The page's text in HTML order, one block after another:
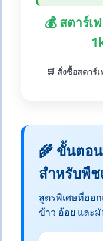
💰 สตาร์เ
🛒 สั่งซื้อสตาร์เ
🌾 ขั้นตอ
สำหรับพืช
สูตรพิเศษที่ออ
ข้าว อ้อย และ